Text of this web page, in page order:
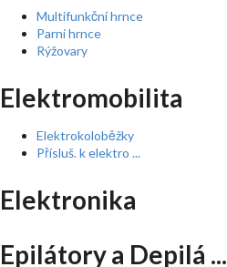
Multifunkční hrnce
Parní hrnce
Rýžovary
Elektromobilita
Elektrokoloběžky
Přísluš. k elektro ...
Elektronika
Epilátory a Depilá ...